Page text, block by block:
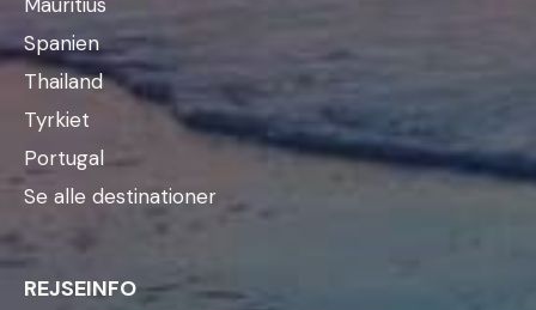
Spanien
Thailand
Tyrkiet
Portugal
Se alle destinationer
REJSEINFO